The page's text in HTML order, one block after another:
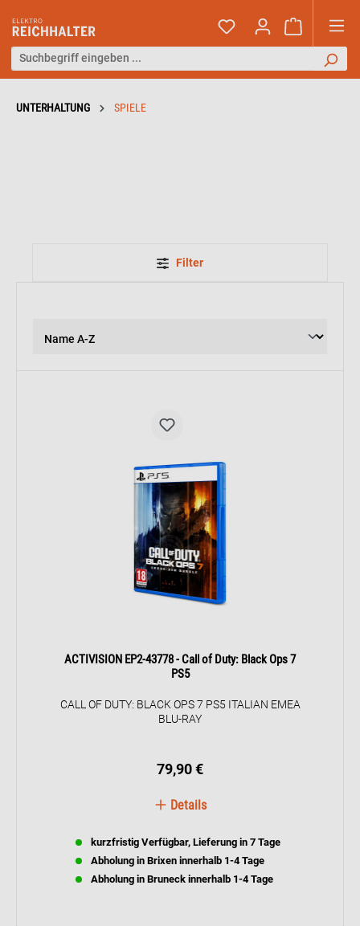
UNTERHALTUNG SPIELE
Filter
ACTIVISION EP2-43778 - Call of Duty: Black Ops 7
PS5
CALL OF DUTY: BLACK OPS 7 PS5 ITALIAN EMEA
BLU-RAY
79,90 €
Details
kurzfristig Verfügbar, Lieferung in 7 Tage
Abholung in Brixen innerhalb 1-4 Tage
Abholung in Bruneck innerhalb 1-4 Tage